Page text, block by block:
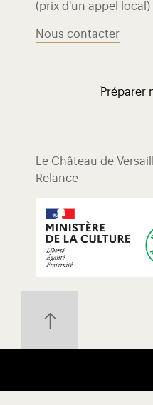
(prix d'un appel local)
Nous contacter
Préparer
Le Château de
Relance